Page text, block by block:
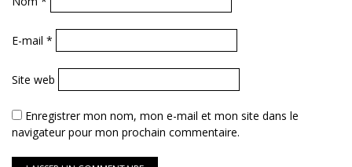
E-mail *
Site web
Enregistrer mon nom, mon e-mail et mon site dans le
navigateur pour mon prochain commentaire.